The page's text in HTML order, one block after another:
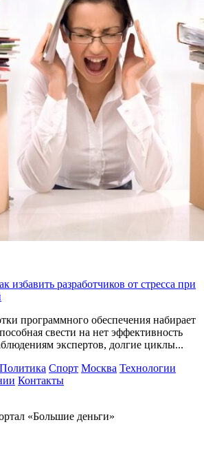
избавить разработчиков от стресса при
программного обеспечения набирает
свести на нет эффективность
экспертов, долгие циклы...
Политика Спорт Москва Технологии
Контакты
«Большие деньги»